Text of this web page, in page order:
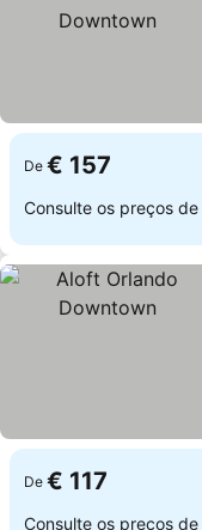
De € 157
Consulte os preços de
De € 117
Consulte os preços de